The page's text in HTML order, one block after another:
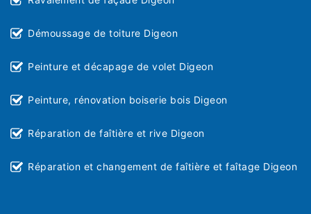
Démoussage de toiture Digeon
Peinture et décapage de volet Digeon
Peinture, rénovation boiserie bois Digeon
Réparation de faîtière et rive Digeon
Réparation et changement de faîtière et faîtage Digeon